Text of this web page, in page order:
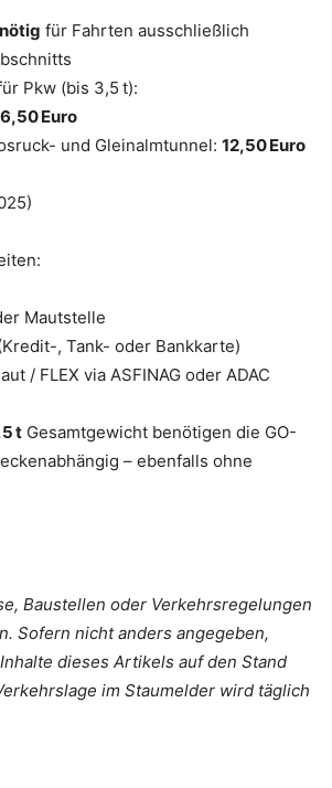
für Fahrten ausschließlich
Pkw (bis 3,5 t):
6,50 Euro
und Gleinalmtunnel: 12,50 Euro
Mautstelle
, Tank- oder Bankkarte)
/ FLEX via ASFINAG oder ADAC
t Gesamtgewicht benötigen die GO-
– ebenfalls ohne
Baustellen oder Verkehrsregelungen
Sofern nicht anders angegeben,
dieses Artikels auf den Stand
im Staumelder wird täglich